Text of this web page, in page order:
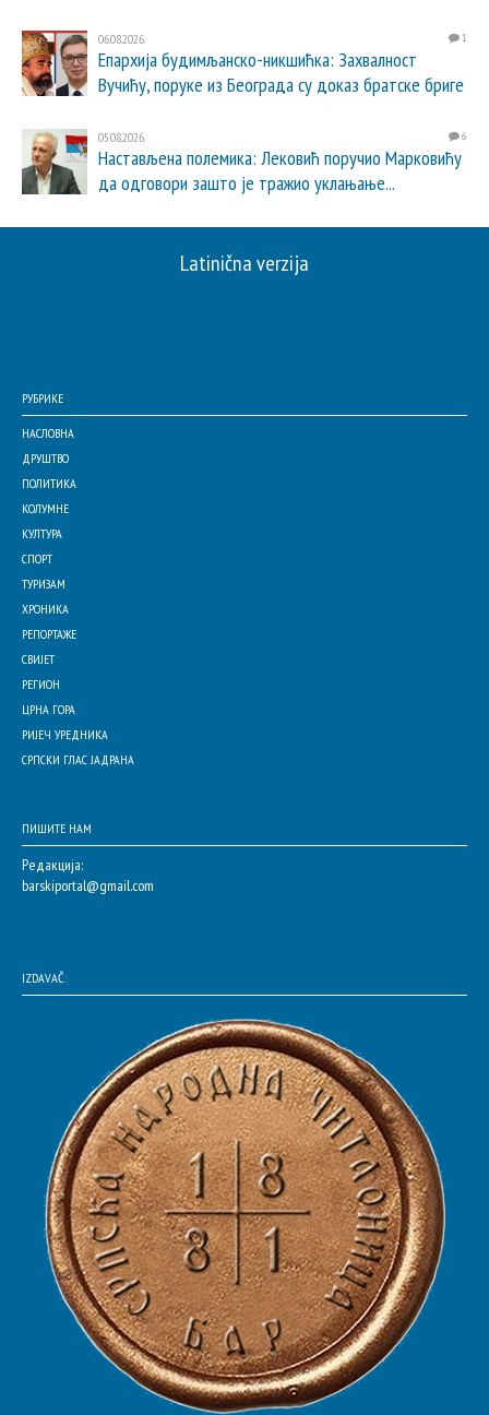
06.08.2026. 1
Епархија будимљанско-никшићка: Захвалност
Вучићу, поруке из Београда су доказ братске бриге
05.08.2026. 6
Настављена полемика: Лековић поручио Марковићу
да одговори зашто је тражио уклањање...
Latinična verzija
РУБРИКЕ
НАСЛОВНА
ДРУШТВО
ПОЛИТИКА
КОЛУМНЕ
КУЛТУРА
СПОРТ
ТУРИЗАМ
ХРОНИКА
РЕПОРТАЖЕ
СВИЈЕТ
РЕГИОН
ЦРНА ГОРА
РИЈЕЧ УРЕДНИКА
СРПСКИ ГЛАС ЈАДРАНА
ПИШИТЕ НАМ
Редакција:
barskiportal@gmail.com
IZDAVAČ: